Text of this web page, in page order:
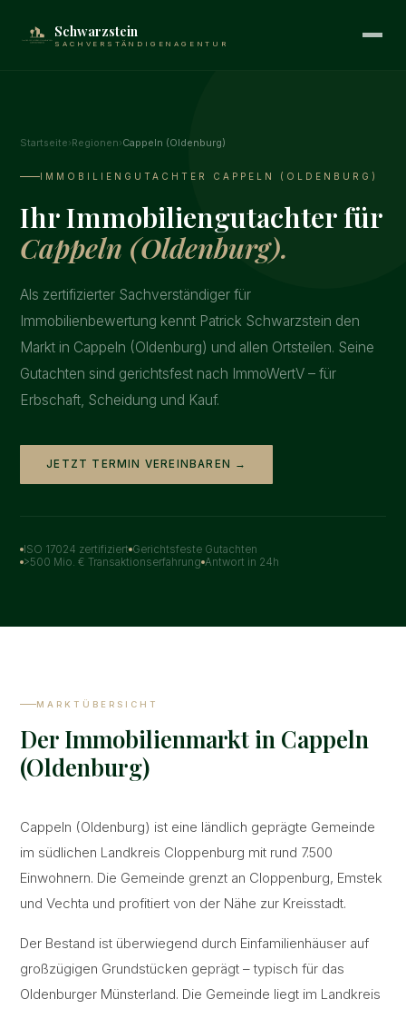
Schwarzstein
SACHVERSTÄNDIGENAGENTUR
Startseite›Regionen›Cappeln (Oldenburg)
IMMOBILIENGUTACHTER CAPPELN (OLDENBURG)
Ihr Immobiliengutachter für
Cappeln (Oldenburg).
Als zertifizierter Sachverständiger für
Immobilienbewertung kennt Patrick Schwarzstein den
Markt in Cappeln (Oldenburg) und allen Ortsteilen. Seine
Gutachten sind gerichtsfest nach ImmoWertV – für
Erbschaft, Scheidung und Kauf.
JETZT TERMIN VEREINBAREN →
ISO 17024 zertifiziert Gerichtsfeste Gutachten
>500 Mio. € Transaktionserfahrung Antwort in 24h
MARKTÜBERSICHT
Der Immobilienmarkt in Cappeln
(Oldenburg)
Cappeln (Oldenburg) ist eine ländlich geprägte Gemeinde
im südlichen Landkreis Cloppenburg mit rund 7.500
Einwohnern. Die Gemeinde grenzt an Cloppenburg, Emstek
und Vechta und profitiert von der Nähe zur Kreisstadt.
Der Bestand ist überwiegend durch Einfamilienhäuser auf
großzügigen Grundstücken geprägt – typisch für das
Oldenburger Münsterland. Die Gemeinde liegt im Landkreis